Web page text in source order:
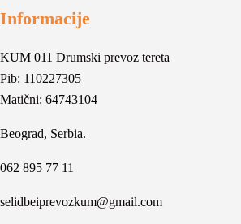
Informacije
KUM 011 Drumski prevoz tereta
Pib: 110227305
Matični: 64743104
Beograd, Serbia.
062 895 77 11
selidbeiprevozkum@gmail.com